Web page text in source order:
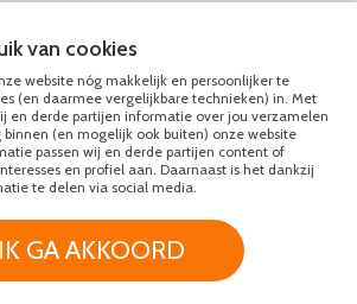
GK Schiedam
CONTACT
426 8447
ONS
Elektrotechniek 2020 - 2026
Algemene Voorwaarden
van cookies
website nóg makkelijk en persoonlijker te
(en daarmee vergelijkbare technieken) in. Met
en derde partijen informatie over jou verzamelen
(en mogelijk ook buiten) onze website
passen wij en derde partijen content of
en profiel aan. Daarnaast is het dankzij
te delen via social media.
IK GA AKKOORD